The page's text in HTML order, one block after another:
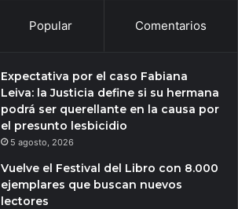
Popular Comentarios
Expectativa por el caso Fabiana
Leiva: la Justicia define si su hermana
podrá ser querellante en la causa por
el presunto lesbicidio
5 agosto, 2026
Vuelve el Festival del Libro con 8.000
ejemplares que buscan nuevos
lectores